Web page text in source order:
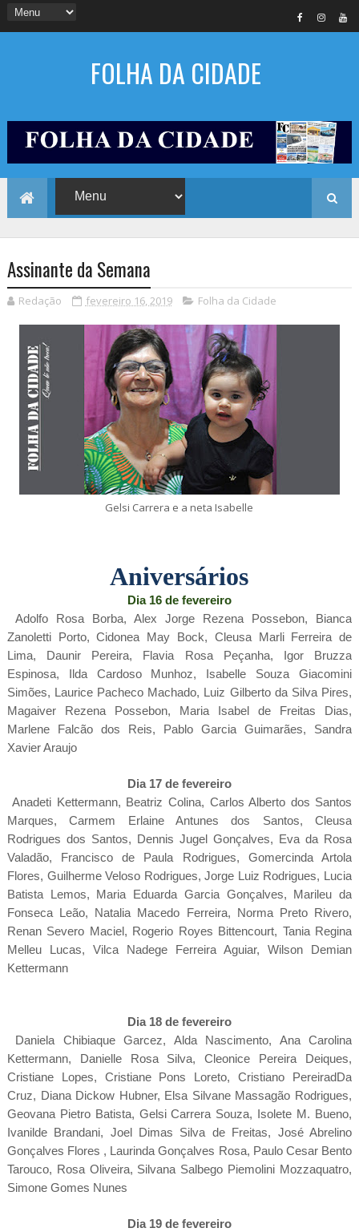
FOLHA DA CIDADE
Assinante da Semana
Redação fevereiro 16, 2019 Folha da Cidade
Gelsi Carrera e a neta Isabelle
Aniversários
Dia 16 de fevereiro
Adolfo Rosa Borba, Alex Jorge Rezena Possebon, Bianca
Zanoletti Porto, Cidonea May Bock, Cleusa Marli Ferreira de
Lima, Daunir Pereira, Flavia Rosa Peçanha, Igor Bruzza
Espinosa, Ilda Cardoso Munhoz, Isabelle Souza Giacomini
Simões, Laurice Pacheco Machado, Luiz Gilberto da Silva Pires,
Magaiver Rezena Possebon, Maria Isabel de Freitas Dias,
Marlene Falcão dos Reis, Pablo Garcia Guimarães, Sandra
Xavier Araujo
Dia 17 de fevereiro
Anadeti Kettermann, Beatriz Colina, Carlos Alberto dos Santos
Marques, Carmem Erlaine Antunes dos Santos, Cleusa
Rodrigues dos Santos, Dennis Jugel Gonçalves, Eva da Rosa
Valadão, Francisco de Paula Rodrigues, Gomercinda Artola
Flores, Guilherme Veloso Rodrigues, Jorge Luiz Rodrigues, Lucia
Batista Lemos, Maria Eduarda Garcia Gonçalves, Marileu da
Fonseca Leão, Natalia Macedo Ferreira, Norma Preto Rivero,
Renan Severo Maciel, Rogerio Royes Bittencourt, Tania Regina
Melleu Lucas, Vilca Nadege Ferreira Aguiar, Wilson Demian
Kettermann
Dia 18 de fevereiro
Daniela Chibiaque Garcez, Alda Nascimento, Ana Carolina
Kettermann, Danielle Rosa Silva, Cleonice Pereira Deiques,
Cristiane Lopes, Cristiane Pons Loreto, Cristiano PereiradDa
Cruz, Diana Dickow Hubner, Elsa Silvane Massagão Rodrigues,
Geovana Pietro Batista, Gelsi Carrera Souza, Isolete M. Bueno,
Ivanilde Brandani, Joel Dimas Silva de Freitas, José Abrelino
Gonçalves Flores , Laurinda Gonçalves Rosa, Paulo Cesar Bento
Tarouco, Rosa Oliveira, Silvana Salbego Piemolini Mozzaquatro,
Simone Gomes Nunes
Dia 19 de fevereiro